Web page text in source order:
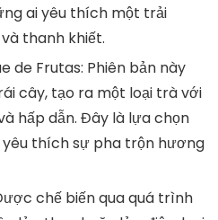
ai yêu thích một trải
thanh khiết.
de Frutas: Phiên bản này
cây, tạo ra một loại trà với
hấp dẫn. Đây là lựa chọn
thích sự pha trộn hương
chế biến qua quá trình